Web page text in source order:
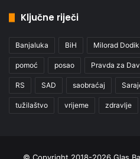
Ključne riječi
Banjaluka BiH Milorad Dodik
pomoć posao Pravda za
RS SAD saobraćaj
tužilaštvo vrijeme zdravlje